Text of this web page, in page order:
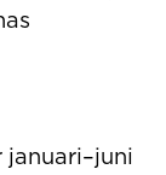
januari–juni